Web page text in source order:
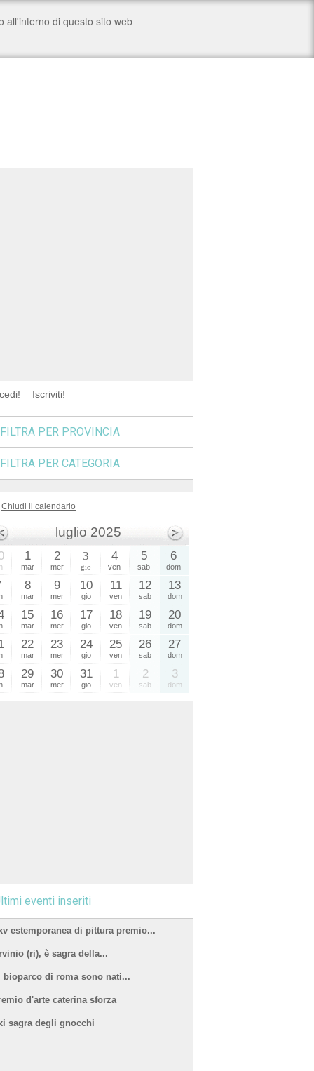
Iscriviti!
FILTRA PER PROVINCIA
FILTRA PER CATEGORIA
Chiudi il calendario
luglio 2025
1
mar
2
mer
3
gio
4
ven
5
sab
6
dom
8
mar
9
mer
10
gio
11
ven
12
sab
13
dom
15
mar
16
mer
17
gio
18
ven
19
sab
20
dom
22
mar
23
mer
24
gio
25
ven
26
sab
27
dom
29
mar
30
mer
31
gio
1
ven
2
sab
3
dom
eventi inseriti
estemporanea di pittura premio...
(ri), è sagra della...
bioparco di roma sono nati...
d'arte caterina sforza
sagra degli gnocchi